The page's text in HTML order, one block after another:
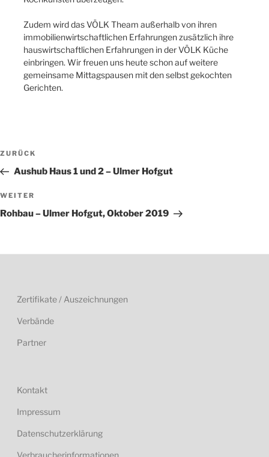
Zudem wird das VÖLK Theam außerhalb von ihren
immobilienwirtschaftlichen Erfahrungen zusätzlich ihre
hauswirtschaftlichen Erfahrungen in der VÖLK Küche
einbringen. Wir freuen uns heute schon auf weitere
gemeinsame Mittagspausen mit den selbst gekochten
Gerichten.
Beitragsnavigation
Vorheriger
Beitrag
ZURÜCK
Aushub Haus 1 und 2 – Ulmer Hofgut
Nächster
Beitrag
WEITER
Rohbau – Ulmer Hofgut, Oktober 2019
Zertifikate / Auszeichnungen
Verbände
Partner
Kontakt
Impressum
Datenschutzerklärung
Verbraucherinformationen